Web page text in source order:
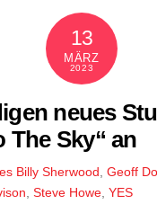
13
MÄRZ
2023
neues
The Sky“ an
Billy Sherwood, Geoff
,Steve Howe,YES